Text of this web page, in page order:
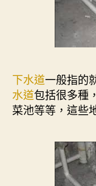
下水道一般指的
水道包括很多種
菜池等等，這些